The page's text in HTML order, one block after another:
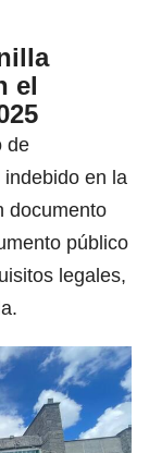
el
de
en la
documento
público
legales,